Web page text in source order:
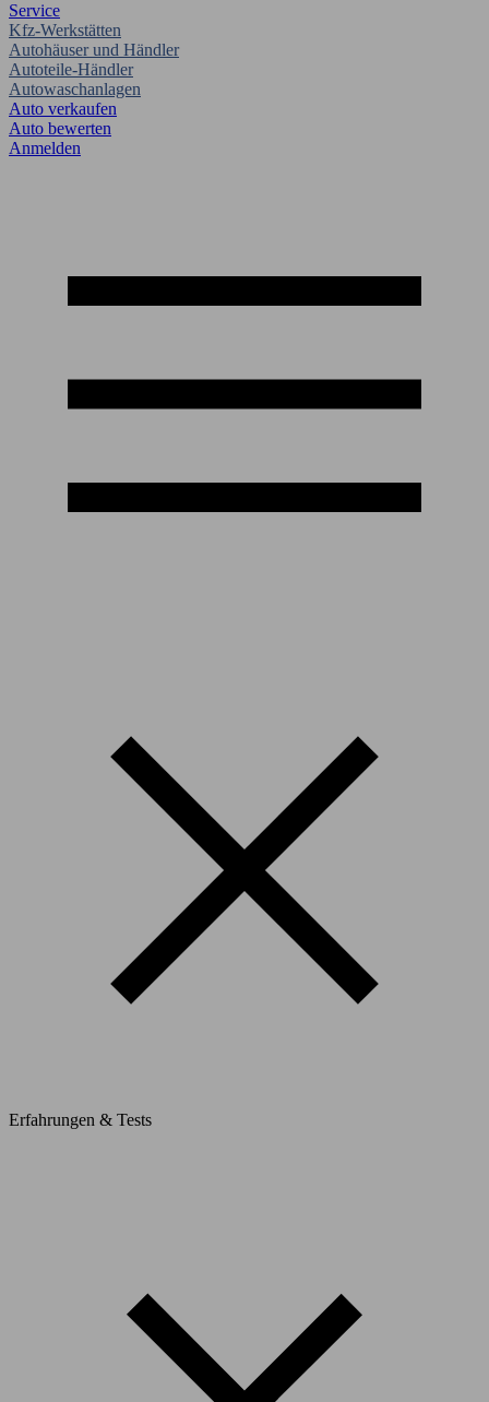
Service
Kfz-Werkstätten
Autohäuser und Händler
Autoteile-Händler
Autowaschanlagen
Auto verkaufen
Auto bewerten
Anmelden
Erfahrungen & Tests